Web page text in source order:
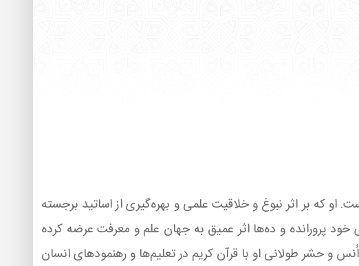
او كه بر اثر نبوغ و خلاقیت علمی و بهره‌گیری از اساتید برجسته
پرورانده و ده‌ها اثر عمیق به جهان علم و معرفت عرضه كرده
و حشر طولانی او با قرآن كریم در تعلیم‌ها و رهنمودهای انسان